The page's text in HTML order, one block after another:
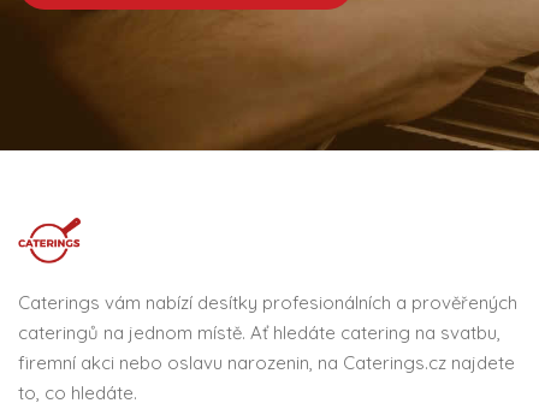
Caterings vám nabízí desítky profesionálních a prověřených
cateringů na jednom místě. Ať hledáte catering na svatbu,
firemní akci nebo oslavu narozenin, na Caterings.cz najdete
to, co hledáte.